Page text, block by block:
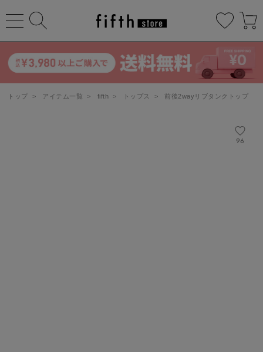
トップ > アイテム一覧 > fifth > トップス > 前後2wayリブタンクトップ
96